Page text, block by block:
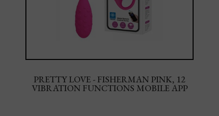
PRETTY LOVE - FISHERMAN PINK, 12
VIBRATION FUNCTIONS MOBILE APP